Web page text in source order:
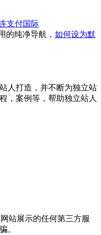
支付国际
的纯净导航， 如何设为默
人打造，并不断为独立站
，案例等，帮助独立站人
站展示的任何第三方服
。